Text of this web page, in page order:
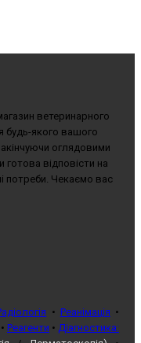
ветеринарного
будь-якого вашого
оглядовими
відповісти на
потреби. Чекаємо вас
• Реанімація •
• Реагенти • Діагностика: